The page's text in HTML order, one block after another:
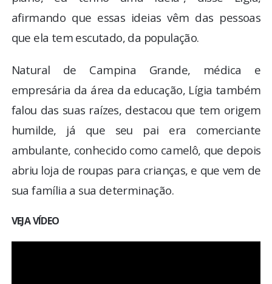
afirmando que essas ideias vêm das pessoas
que ela tem escutado, da população.
Natural de Campina Grande, médica e
empresária da área da educação, Lígia também
falou das suas raízes, destacou que tem origem
humilde, já que seu pai era comerciante
ambulante, conhecido como camelô, que depois
abriu loja de roupas para crianças, e que vem de
sua família a sua determinação.
VEJA VÍDEO